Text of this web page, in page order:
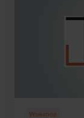
Workshop